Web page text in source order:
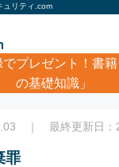
ュリティ.com
でプレゼント！書
の基礎知識」
電磁的記録毀棄罪
｜ 最終更新日：
罪